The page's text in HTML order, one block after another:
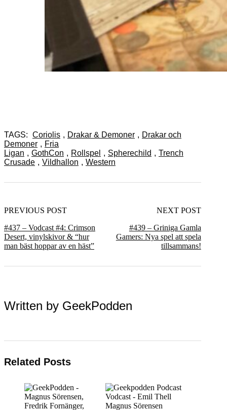
TAGS: Coriolis , Drakar & Demoner , Drakar och
Demoner , Fria
Ligan , GothCon , Rollspel , Spherechild , Trench
Crusade , Vildhallon , Western
PREVIOUS POST
#437 – Vodcast #4: Crimson
Desert, vinylskivor & “hur
man bäst hoppar av en häst”
NEXT POST
#439 – Griniga Gamla
Gamers: Nya spel att spela
tillsammans!
Written by GeekPodden
Related Posts